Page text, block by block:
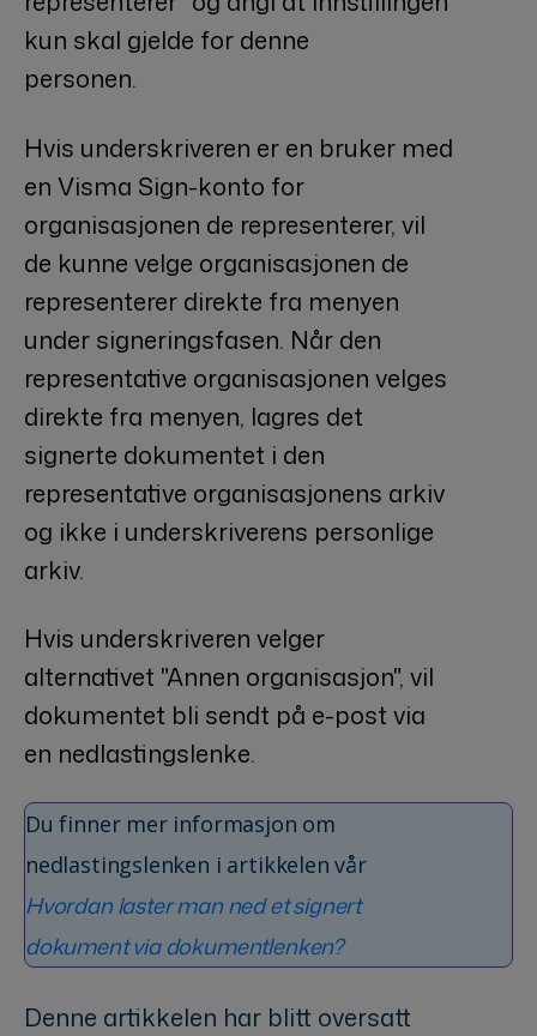
kun skal gjelde for denne
personen.
Hvis underskriveren er en bruker med
en Visma Sign-konto for
organisasjonen de representerer, vil
de kunne velge organisasjonen de
representerer direkte fra menyen
under signeringsfasen. Når den
representative organisasjonen velges
direkte fra menyen, lagres det
signerte dokumentet i den
representative organisasjonens arkiv
og ikke i underskriverens personlige
arkiv.
Hvis underskriveren velger
alternativet "Annen organisasjon", vil
dokumentet bli sendt på e-post via
en nedlastingslenke.
Du finner mer informasjon om
nedlastingslenken i artikkelen vår
Hvordan laster man ned et signert
dokument via dokumentlenken?
Denne artikkelen har blitt oversatt